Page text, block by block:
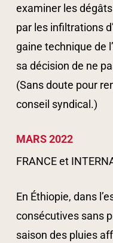
examiner les
par les infiltrations
gaine technique de
sa décision de ne
(Sans doute pour
conseil syndical.)
MARS 2022
FRANCE et
En Éthiopie, dans
consécutives sans
saison des pluies